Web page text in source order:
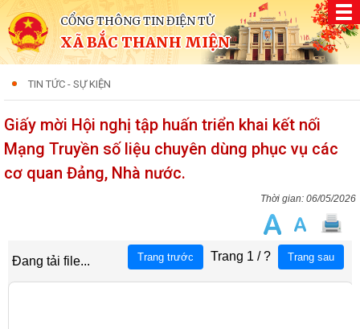
CỔNG THÔNG TIN ĐIỆN TỬ
XÃ BẮC THANH MIỆN
TIN TỨC - SỰ KIỆN
Giấy mời Hội nghị tập huấn triển khai kết nối
Mạng Truyền số liệu chuyên dùng phục vụ các
cơ quan Đảng, Nhà nước.
06/05/2026